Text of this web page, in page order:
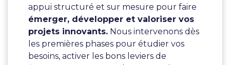
appui structuré et sur mesure pour faire
émerger, développer et valoriser vos
projets innovants. Nous intervenons dès
les premières phases pour étudier vos
besoins, activer les bons leviers de